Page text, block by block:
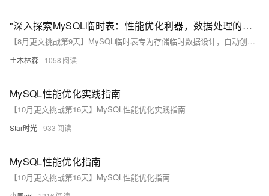
"深入探索MySQL临时表：性能优化利器，数据处理的灵活之选"
【8月更文挑战第9天】MySQL临时表专为存储临时数据设计，自动创建与删除，仅在当前会话中存在，有助于性能优化。它分为本地临时表和全局临时表（通过特定逻辑模拟）。创建语法类似于普通表，但加TEMPORARY或TEMP关键字。适用于性能优化、数据预处理和复杂查询，需注意内存占用和事务支持问题。合理使用可大幅提升查询效率。
土木林森 1058
MySQL性能优化实践指南
【10月更文挑战第16天】MySQL性能优化实践指南
Star时光 933
MySQL性能优化指南
【10月更文挑战第16天】MySQL性能优化指南